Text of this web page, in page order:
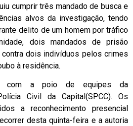
cumprir três mandado de busca e
alvos da investigação, tendo
delito de um homem por tráfico
dois mandados de prisão
dois indivíduos pelos crimes
à residência.
com a poio de equipes da
Civil da Capital(SPCC). Os
a reconhecimento presencial
desta quinta-feira e a autoria